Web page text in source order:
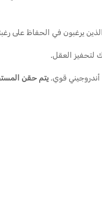
الذين يرغبون في الحفاظ
لتحفيز العقل.
قوي. يتم حقن